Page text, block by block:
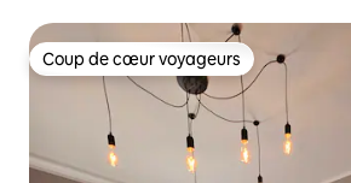
Coup de cœur voyageurs
Coup de cœur voyageurs